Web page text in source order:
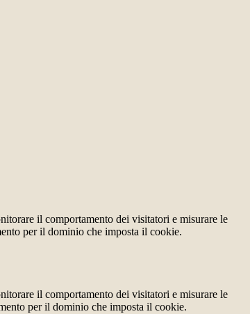
il comportamento dei visitatori e misurare le
per il dominio che imposta il cookie.
il comportamento dei visitatori e misurare le
per il dominio che imposta il cookie.